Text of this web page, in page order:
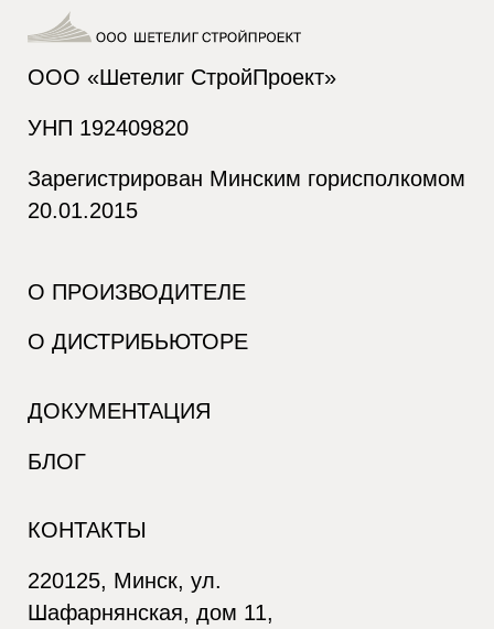
ООО «Шетелиг СтройПроект»
УНП 192409820
Зарегистрирован Минским горисполкомом
20.01.2015
О ПРОИЗВОДИТЕЛЕ
О ДИСТРИБЬЮТОРЕ
ДОКУМЕНТАЦИЯ
БЛОГ
КОНТАКТЫ
220125, Минск, ул.
Шафарнянская, дом 11,